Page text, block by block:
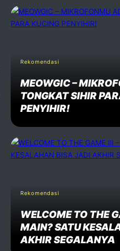
Rekomendasi
MEOWGIC –
TONGKAT SIHIR
PENYIHIR!
Rekomendasi
WELCOME TO THE
MAIN? SATU
AKHIR SEGALANYA